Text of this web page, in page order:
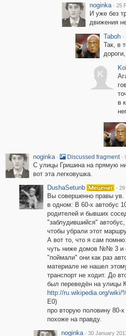
noginka · 25
И уже без
движения
Taboh ·
Так, в
K
в
noginka · Discussed fragment ·
C улицы Гришина на прямую
вот эта легковушка.
DushaSetunb
· 29
Вы совершенно правы ув.
в одном: В 60-х автобус
родителей и бывших
"заблудившийся"
чтобы убрали этот
А вот то, что я сам
чуть ниже домов №№ 3 и 4
"поймали" они как раз
материале не нашел
транспорт не ходит. До
был переведён на улицы
http://ru.wikipedia.org/wiki/
E0)
про вторую половину 80-
похоже на правду.
noginka · 30 January